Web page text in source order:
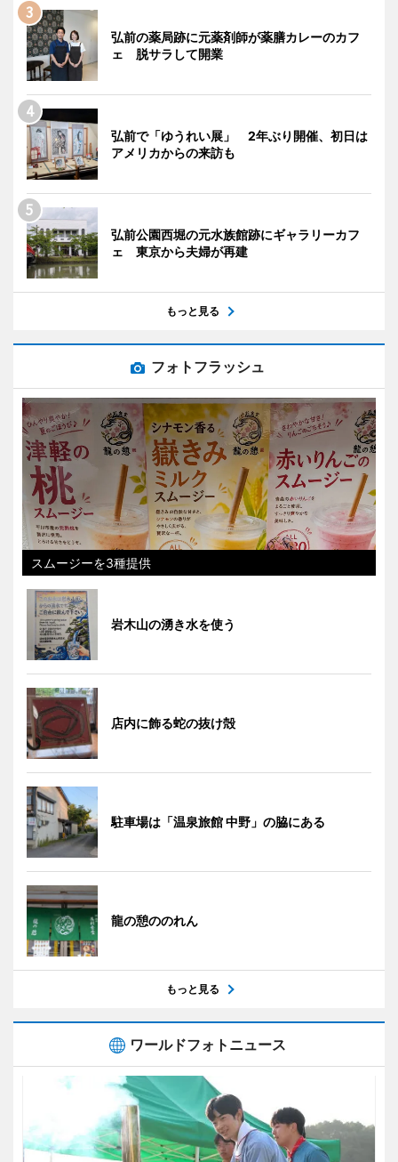
弘前の薬局跡に元薬剤師が薬膳カレーのカフ
ェ 脱サラして開業
弘前で「ゆうれい展」 2年ぶり開催、初日は
アメリカからの来訪も
弘前公園西堀の元水族館跡にギャラリーカフ
ェ 東京から夫婦が再建
もっと見る
フォトフラッシュ
スムージーを3種提供
岩木山の湧き水を使う
店内に飾る蛇の抜け殻
駐車場は「温泉旅館 中野」の脇にある
龍の憩ののれん
もっと見る
ワールドフォトニュース